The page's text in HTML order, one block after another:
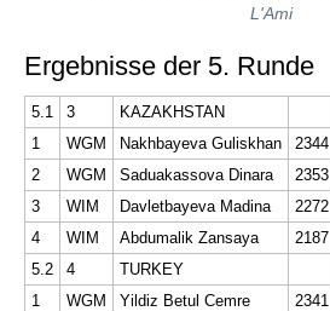
L'Ami
Ergebnisse der 5. Runde
5.1 3 KAZAKHSTAN
1
WGM Nakhbayeva Guliskhan 2344
2
WGM Saduakassova Dinara 2353
3
WIM Davletbayeva Madina 2272
4
WIM Abdumalik Zansaya 2187
5.2
4 TURKEY
1
WGM Yildiz Betul Cemre 2341